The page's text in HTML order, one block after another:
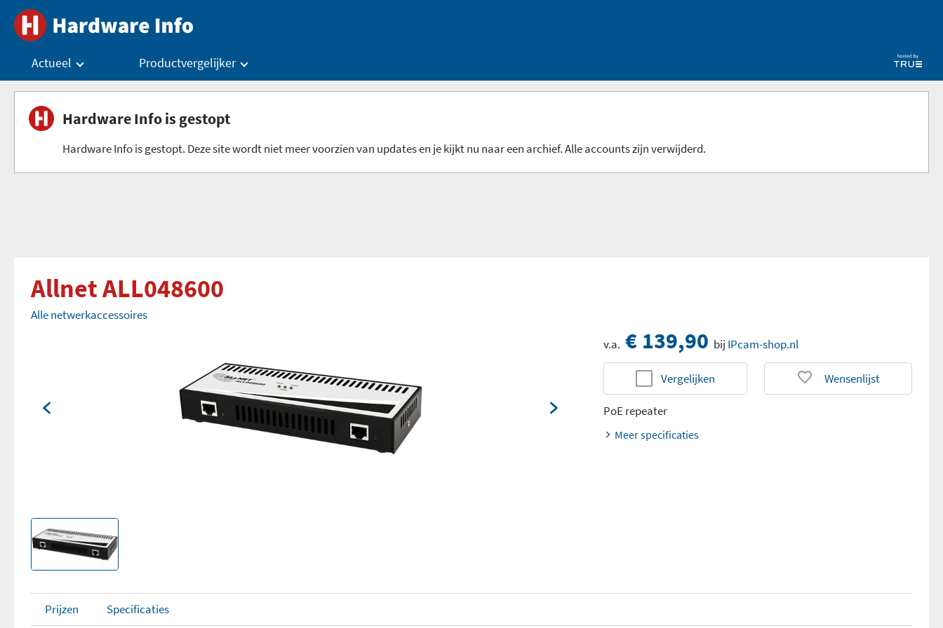
Actueel Productvergelijker
Hardware Info is gestopt
Hardware Info is gestopt. Deze site wordt niet meer voorzien van updates en je kijkt nu naar een archief. Alle accounts zijn verwijderd.
Allnet ALL048600
Alle netwerkaccessoires
v.a. € 139,90 bij IPcam-shop.nl
Vergelijken Wensenlijst
PoE repeater
Meer specificaties
Prijzen Specificaties